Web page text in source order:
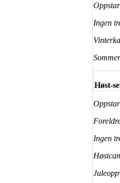
Ingen
Høst-
Ingen